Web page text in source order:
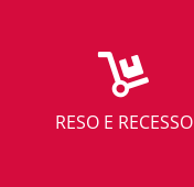
RESO E RECESSO